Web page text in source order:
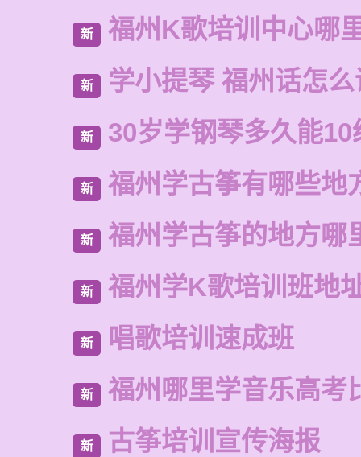
新 福州K歌培训中心哪
新 学小提琴 福州话怎
新 30岁学钢琴多久能10
新 福州学古筝有哪些地
新 福州学古筝的地方哪
新 福州学K歌培训班地
新 唱歌培训速成班
新 福州哪里学音乐高考
新 古筝培训宣传海报